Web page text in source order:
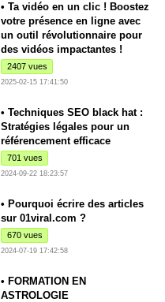
• Ta vidéo en un clic ! Boostez
votre présence en ligne avec
un outil révolutionnaire pour
des vidéos impactantes !
2407 vues
2025-02-15 17:41:50
• Techniques SEO black hat :
Stratégies légales pour un
référencement efficace
701 vues
2024-09-22 18:23:57
• Pourquoi écrire des articles
sur 01viral.com ?
670 vues
2024-07-19 17:42:58
• FORMATION EN
ASTROLOGIE